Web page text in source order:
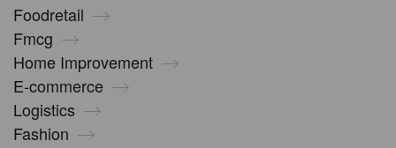
Foodretail
Fmcg
Home Improvement
E-commerce
Logistics
Fashion